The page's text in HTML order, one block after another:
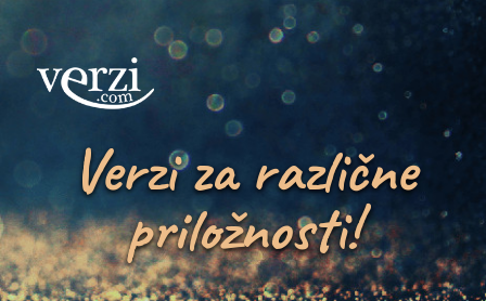
Verzi za različne
priložnosti!